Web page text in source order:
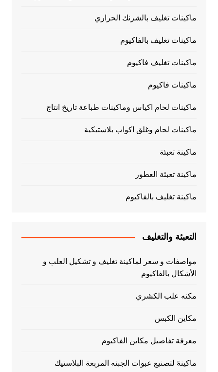
ماكينات تغليف بالشرنك الحراري
ماكينات تغليف بالفاكيوم
ماكينات تغليف فاكيوم
ماكينات فاكيوم
ماكينات لحام اكياس وماكينات طباعة تاريخ انتاج
ماكينات لحام وغلق اكواب بلاستيكية
ماكينة تعبئة
ماكينة تعبئة العطور
ماكينة تغليف بالفاكيوم
التعبئة والتغليف
مواصفات و سعر لماكينة تغليف و تشكيل العلب و
الأشكال بالفاكيوم
مكنه علب الكشري
مكاين الكبس
معرفة تفاصيل مكاين الفاكيوم
ماكينهً لتصنيع عبوات الجبنه المربعة البلاستيك